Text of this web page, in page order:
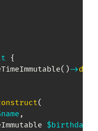
{
( )->diff
(
,
$birthday